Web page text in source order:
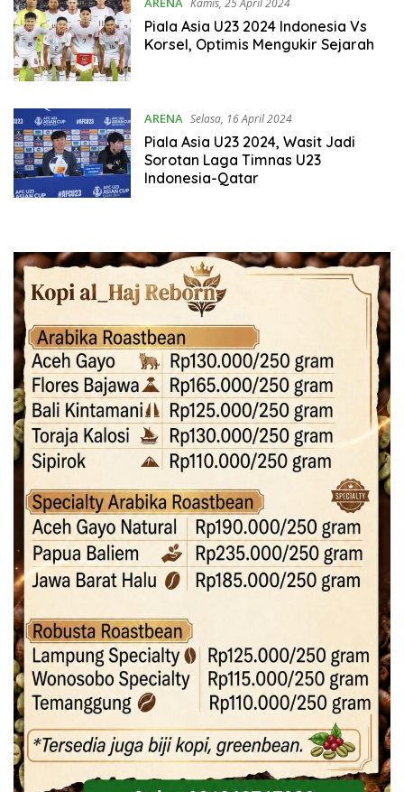
Piala Asia U23 2024 Indonesia Vs
Korsel, Optimis Mengukir Sejarah
ARENA Selasa, 16 April 2024
Piala Asia U23 2024, Wasit Jadi
Sorotan Laga Timnas U23
Indonesia-Qatar